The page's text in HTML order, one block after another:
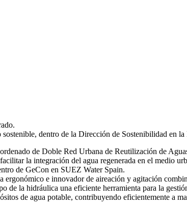
dentro de la Dirección de Sostenibilidad en
de Doble Red Urbana de Reutilización de
la integración del agua regenerada en el medio
de GeCon en SUEZ Water Spain.
e innovador de aireación y agitación
de la hidráulica una eficiente herramienta para la
de agua potable, contribuyendo eficientemente a